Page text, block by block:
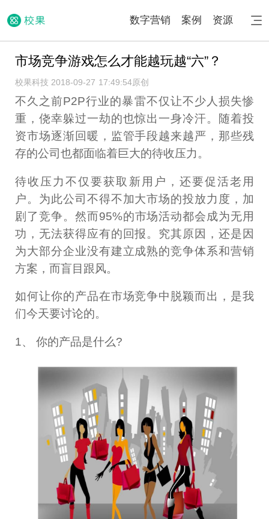
数字营销 案例 资源
市场竞争游戏怎么才能越玩越“六”？
校果科技 2018-09-27 17:49:54原创
不久之前P2P行业的暴雷不仅让不少人损失惨
重，侥幸躲过一劫的也惊出一身冷汗。随着投
资市场逐渐回暖，监管手段越来越严，那些残
存的公司也都面临着巨大的待收压力。
待收压力不仅要获取新用户，还要促活老用
户。为此公司不得不加大市场的投放力度，加
剧了竞争。然而95%的市场活动都会成为无用
功，无法获得应有的回报。究其原因，还是因
为大部分企业没有建立成熟的竞争体系和营销
方案，而盲目跟风。
如何让你的产品在市场竞争中脱颖而出，是我
们今天要讨论的。
1、 你的产品是什么?